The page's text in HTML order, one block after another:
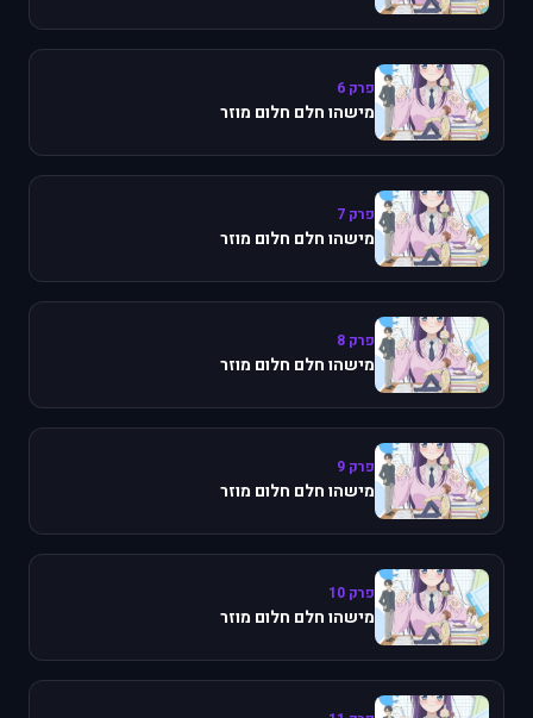
פרק 6
מישהו חלם חלום מוזר
פרק 7
מישהו חלם חלום מוזר
פרק 8
מישהו חלם חלום מוזר
פרק 9
מישהו חלם חלום מוזר
פרק 10
מישהו חלם חלום מוזר